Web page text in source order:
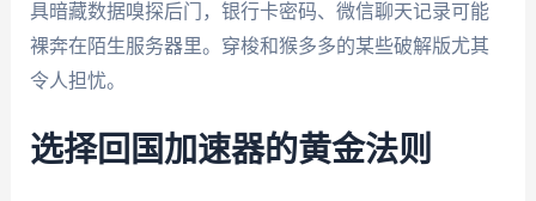
具暗藏数据嗅探后门，银行卡密码、微信聊天记录可能
裸奔在陌生服务器里。穿梭和猴多多的某些破解版尤其
令人担忧。
选择回国加速器的黄金法则